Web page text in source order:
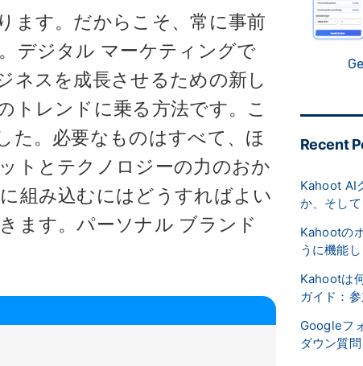
ます。だからこそ、常に事前
デジタル マーケティングで
ネスを成長させるための新し
トレンドに乗る方法です。こ
た。必要なものはすべて、ほ
トとテクノロジーの力のおか
組み込むにはどうすればよい
ます。パーソナル ブランド
Recent
Kahoot AI
か、そし
Kahootの
うに機能
Kahootは
ガイド：
Googleフ
ダウン質